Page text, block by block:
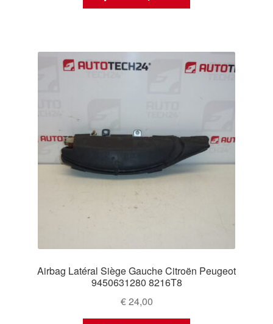
Airbag Latéral Siège Gauche Citroën Peugeot
9450631280 8216T8
€24,00